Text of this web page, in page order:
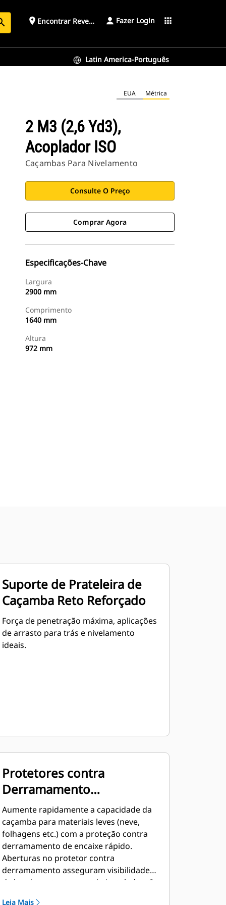
place Encontrar Revendedor Fazer Login apps
Latin America-Português
EUA Métrica
2 M3 (2,6 Yd3),
Acoplador ISO
Caçambas Para Nivelamento
Consulte O Preço
Comprar Agora
Especificações-Chave
Largura
2900 mm
Comprimento
1640 mm
Altura
972 mm
Suporte de Prateleira de
Caçamba Reto Reforçado
Força de penetração máxima, aplicações
de arrasto para trás e nivelamento
ideais.
Protetores contra
Derramamento
Desconectáveis Opcionais
Aumente rapidamente a capacidade da
caçamba para materiais leves (neve,
folhagens etc.) com a proteção contra
derramamento de encaixe rápido.
Aberturas no protetor contra
derramamento asseguram visibilidade
da borda cortante quando instaladas. O
Leia Mais